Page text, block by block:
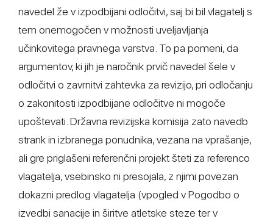
navedel že v izpodbijani odločitvi, saj bi bil vlagatelj s
tem onemogočen v možnosti uveljavljanja
učinkovitega pravnega varstva. To pa pomeni, da
argumentov, ki jih je naročnik prvič navedel šele v
odločitvi o zavrnitvi zahtevka za revizijo, pri odločanju
o zakonitosti izpodbijane odločitve ni mogoče
upoštevati. Državna revizijska komisija zato navedb
strank in izbranega ponudnika, vezana na vprašanje,
ali gre priglašeni referenčni projekt šteti za referenco
vlagatelja, vsebinsko ni presojala, z njimi povezan
dokazni predlog vlagatelja (vpogled v Pogodbo o
izvedbi sanacije in širitve atletske steze ter v